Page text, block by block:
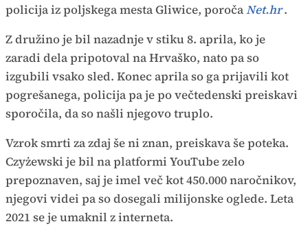
policija iz poljskega mesta Gliwice, poročaNet.hr.
Z družino je bil nazadnje v stiku 8. aprila, ko je
zaradi dela pripotoval na Hrvaško, nato pa so
izgubili vsako sled. Konec aprila so ga prijavili kot
pogrešanega, policija pa je po večtedenski preiskavi
sporočila, da so našli njegovo truplo.
Vzrok smrti za zdaj še ni znan, preiskava še poteka.
Czyżewski je bil na platformi YouTube zelo
prepoznaven, saj je imel več kot 450.000 naročnikov,
njegovi videi pa so dosegali milijonske oglede. Leta
2021 se je umaknil z interneta.